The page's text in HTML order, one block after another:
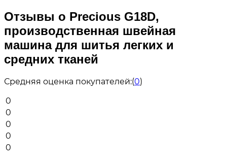
Отзывы о Precious G18D,
производственная швейная
машина для шитья легких и
средних тканей
Средняя оценка покупателей:(0)
0
0
0
0
0